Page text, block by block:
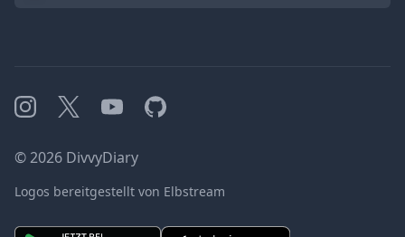
Instagram
X YouTubeGitHub
©2026 DivvyDiary
Logos bereitgestellt von Elbstream